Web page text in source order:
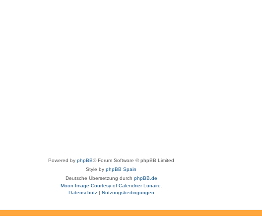
Powered by phpBB® Forum Software © phpBB Limited
Style by phpBB Spain
Deutsche Übersetzung durch phpBB.de
Moon Image Courtesy of Calendrier Lunaire.
Datenschutz| Nutzungsbedingungen